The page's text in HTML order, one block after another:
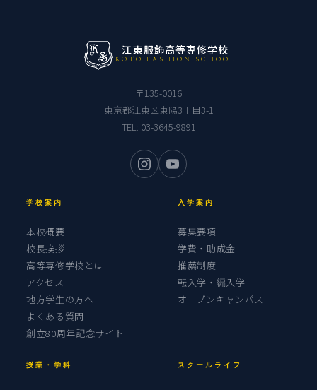
江東服飾高等専修学校
KOTO FASHION SCHOOL
〒135-0016
東京都江東区東陽3丁目3-1
TEL: 03-3645-9891
学校案内
本校概要
校長挨拶
高等専修学校とは
アクセス
地方学生の方へ
よくある質問
創立80周年記念サイト
入学案内
募集要項
学費・助成金
推薦制度
転入学・編入学
オープンキャンパス
授業・学科 スクールライフ